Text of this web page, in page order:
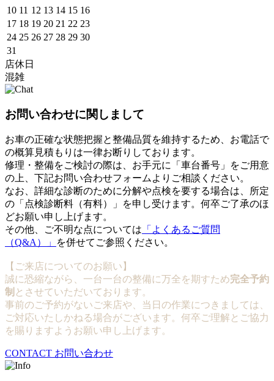
10 11 12 13 14 15 16
17 18 19 20 21 22 23
24 25 26 27 28 29 30
31
店休日
混雑
お問い合わせに関しまして
お車の正確な状態把握と整備品質を維持するため、お電話で
の概算見積もりは一律お断りしております。
修理・整備をご検討の際は、お手元に「車台番号」をご用意
の上、下記お問い合わせフォームよりご相談ください。
なお、詳細な診断のために分解や点検を要する場合は、所定
の「点検診断料（有料）」を申し受けます。何卒ご了承のほ
どお願い申し上げます。
その他、ご不明な点については 「よくあるご質問
（Q&A）」
を併せてご参照ください。
【ご来店についてのお願い】
誠に恐縮ながら、一台一台の整備に万全を期すため完全予約
制 とさせていただいております。
事前のご予約がないご来店や、当日の作業につきましては、
ご対応いたしかねる場合がございます。何卒ご理解とご協力
を賜りますようお願い申し上げます。
CONTACT お問い合わせ